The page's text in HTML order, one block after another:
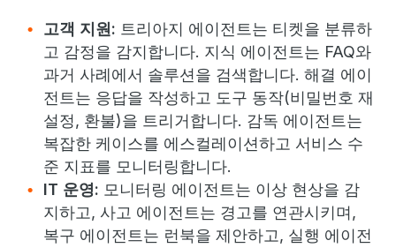
고객 지원: 트리아지 에이전트는 티켓을 분류하
고 감정을 감지합니다. 지식 에이전트는 FAQ와
과거 사례에서 솔루션을 검색합니다. 해결 에이
전트는 응답을 작성하고 도구 동작(비밀번호 재
설정, 환불)을 트리거합니다. 감독 에이전트는
복잡한 케이스를 에스컬레이션하고 서비스 수
준 지표를 모니터링합니다.
IT 운영: 모니터링 에이전트는 이상 현상을 감
지하고, 사고 에이전트는 경고를 연관시키며,
복구 에이전트는 런북을 제안하고, 실행 에이전